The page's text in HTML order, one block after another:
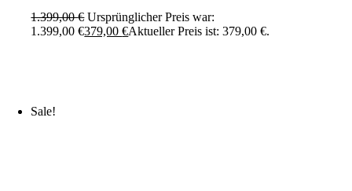
1.399,00€ Ursprünglicher Preis war:
1.399,00 €379,00€Aktueller Preis ist: 379,00 €.
Sale!